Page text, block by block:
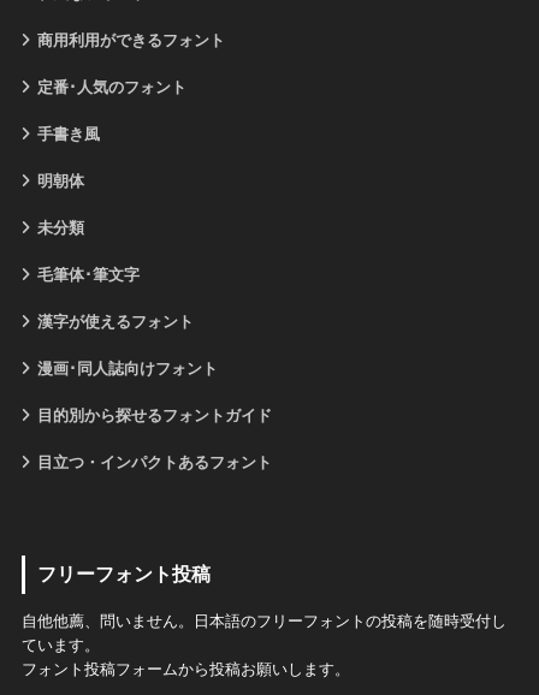
商用利用ができるフォント
定番･人気のフォント
手書き風
明朝体
未分類
毛筆体･筆文字
漢字が使えるフォント
漫画･同人誌向けフォント
目的別から探せるフォントガイド
目立つ・インパクトあるフォント
フリーフォント投稿
自他他薦、問いません。日本語のフリーフォントの投稿を随時受付し
ています。
フォント投稿フォームから投稿お願いします。